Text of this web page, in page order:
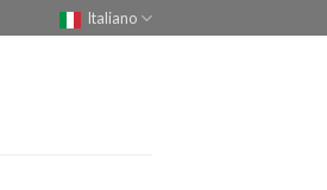
Italiano